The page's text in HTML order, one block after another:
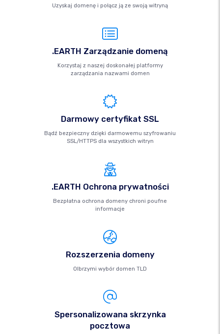
Uzyskaj domenę i połącz ją ze swoją witryną
.EARTH Zarządzanie domeną
Korzystaj z naszej doskonałej platformy
zarządzania nazwami domen
Darmowy certyfikat SSL
Bądź bezpieczny dzięki darmowemu szyfrowaniu
SSL/HTTPS dla wszystkich witryn
.EARTH Ochrona prywatności
Bezpłatna ochrona domeny chroni poufne
informacje
Rozszerzenia domeny
Olbrzymi wybór domen TLD
Spersonalizowana skrzynka
pocztowa